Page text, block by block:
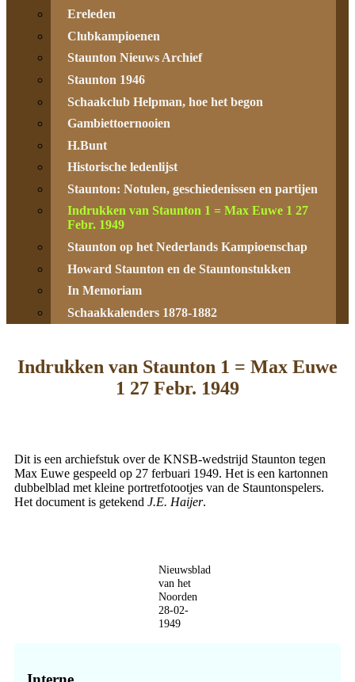
Ereleden
Clubkampioenen
Staunton Nieuws Archief
Staunton 1946
Schaakclub Helpman, hoe het begon
Gambiettoernooien
H.Bunt
Historische ledenlijst
Staunton: Notulen, geschiedenissen en partijen
Indrukken van Staunton 1 = Max Euwe 1 27
Febr. 1949
Staunton op het Nederlands Kampioenschap
Howard Staunton en de Stauntonstukken
In Memoriam
Schaakkalenders 1878-1882
Indrukken van Staunton 1 = Max Euwe
1 27 Febr. 1949
Dit is een archiefstuk over de KNSB-wedstrijd Staunton tegen
Max Euwe gespeeld op 27 ferbuari 1949. Het is een kartonnen
dubbelblad met kleine portretfotootjes van de Stauntonspelers.
Het document is getekend J.E. Haijer.
Nieuwsblad
van het
Noorden
28-02-
1949
Sidebar